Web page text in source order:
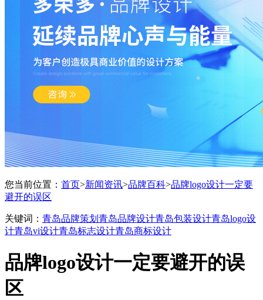
您当前位置： 首页>新闻资讯>品牌百科>品牌logo设计一定要
避开的误区
关键词： 青岛品牌策划 青岛品牌设计青岛包装设计青岛logo设
计青岛vi设计青岛标志设计青岛商标设计
品牌logo设计一定要避开的误
区